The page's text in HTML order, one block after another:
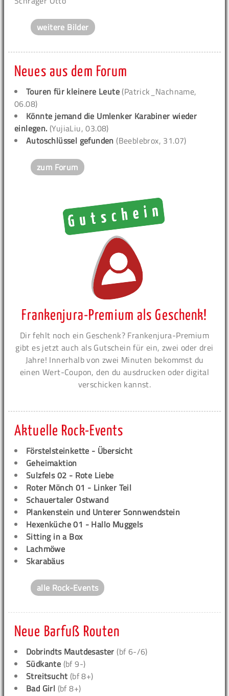
weitere Bilder
Neues aus dem Forum
Touren für kleinere Leute (Patrick_Nachname,
06.08)
Könnte jemand die Umlenker Karabiner wieder
einlegen. (YujiaLiu, 03.08)
Autoschlüssel gefunden (Beeblebrox, 31.07)
zum Forum
Frankenjura-Premium als Geschenk!
Dir fehlt noch ein Geschenk? Frankenjura-Premium
gibt es jetzt auch als Gutschein für ein, zwei oder drei
Jahre! Innerhalb von zwei Minuten bekommst du
einen Wert-Coupon, den du ausdrucken oder digital
verschicken kannst.
Aktuelle Rock-Events
Förstelsteinkette - Übersicht
Geheimaktion
Sulzfels 02 - Rote Liebe
Roter Mönch 01 - Linker Teil
Schauertaler Ostwand
Plankenstein und Unterer Sonnwendstein
Hexenküche 01 - Hallo Muggels
Sitting in a Box
Lachmöwe
Skarabäus
alle Rock-Events
Neue Barfuß Routen
Dobrindts Mautdesaster (bf 6-/6)
Südkante (bf 9-)
Streitsucht (bf 8+)
Bad Girl (bf 8+)